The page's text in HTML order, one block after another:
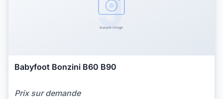
Babyfoot Bonzini B60 B90
Prix sur demande